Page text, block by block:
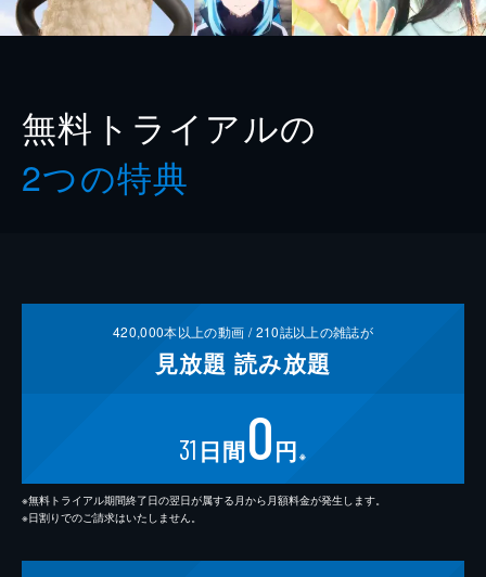
無料トライアルの
2つの特典
420,000本以上の動画 /210誌以上の雑誌が
見放題 読み放題
31 日間0円 ※
※無料トライアル期間終了日の翌日が属する月から月額料金が発生します。
※日割りでのご請求はいたしません。